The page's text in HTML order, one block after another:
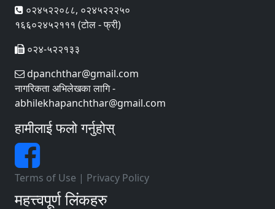
०२४५२२०८८, ०२४५२२२५०
१६६०२४५२१११ (टोल - फ्री)
०२४-५२२१३३
dpanchthar@gmail.com
नागरिकता अभिलेखका लागि -
abhilekhapanchthar@gmail.com
हामीलाई फलो गर्नुहोस्
Terms of Use | Privacy Policy
महत्त्वपूर्ण लिंकहरु